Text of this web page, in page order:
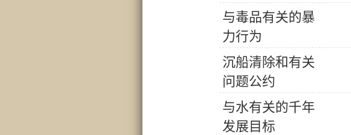
与毒品有关的暴
力行为
沉船清除和有关
问题公约
与水有关的千年
发展 目 标